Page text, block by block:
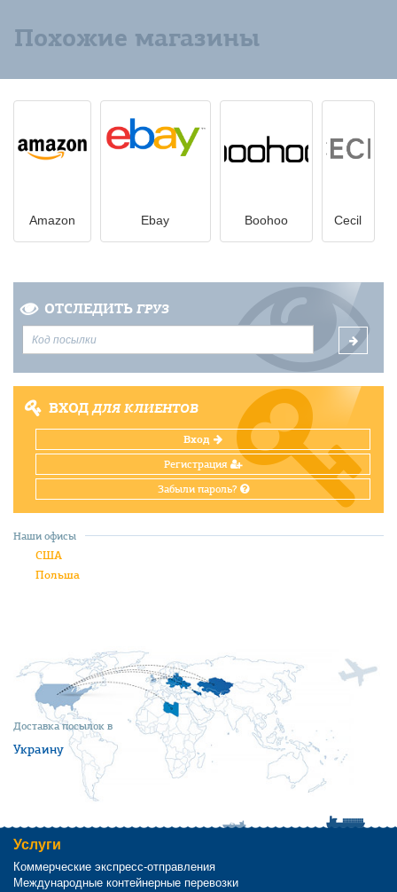
Похожие магазины
Amazon Ebay Boohoo Cecil
ОТСЛЕДИТЬ ГРУЗ
ВХОДДЛЯ КЛИЕНТОВ
Вход
Регистрация
Забыли пароль?
Доставка посылок в
Украину
Наши офисы
США
Польша
Услуги
Коммерческие экспресс-отправления
Международные контейнерные перевозки